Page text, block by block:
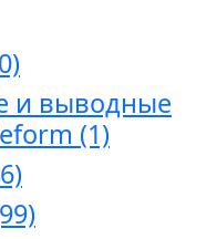
и выводные
(1)